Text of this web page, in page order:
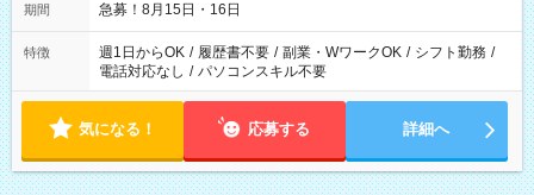
期間 急募！8月15日・16日
特徴 週1日からOK / 履歴書不要 / 副業・WワークOK / シフト勤務 /
電話対応なし / パソコンスキル不要
気になる！ 応募する 詳細へ